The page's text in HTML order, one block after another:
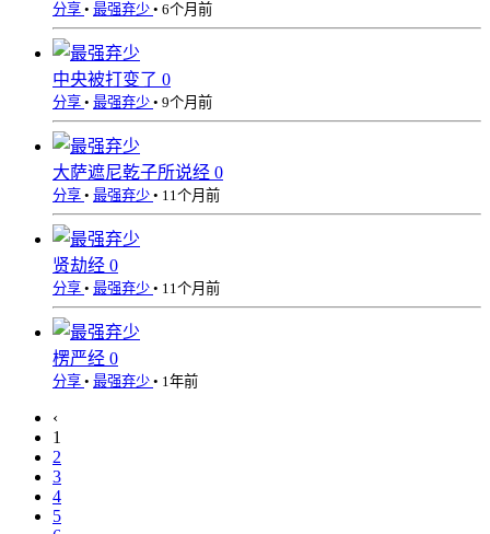
分享 • 最强弃少 • 6个月前
中央被打变了 0
分享 • 最强弃少 • 9个月前
大萨遮尼乾子所说经 0
分享 • 最强弃少 • 11个月前
贤劫经 0
分享 • 最强弃少 • 11个月前
楞严经 0
分享 • 最强弃少 • 1年前
‹
1
2
3
4
5